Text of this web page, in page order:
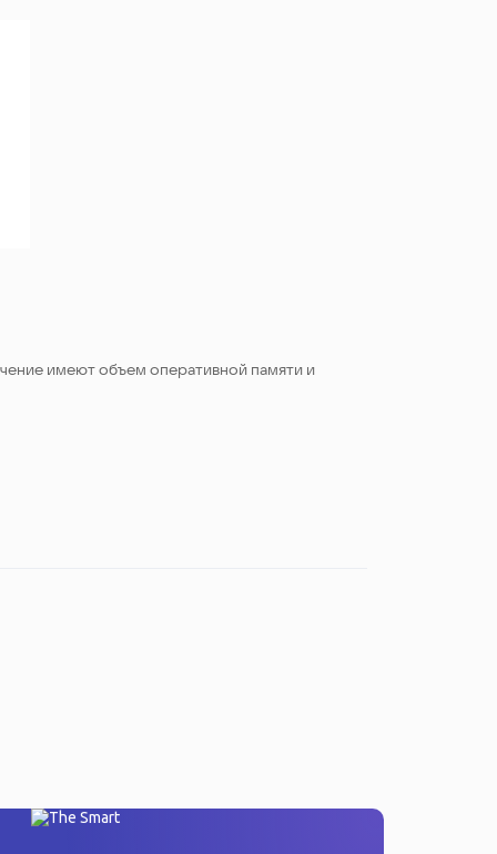
имеют объем оперативной памяти и